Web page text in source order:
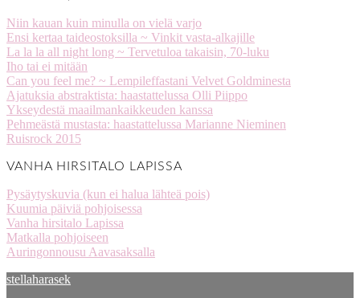
Niin kauan kuin minulla on vielä varjo
Ensi kertaa taideostoksilla ~ Vinkit vasta-alkajille
La la la all night long ~ Tervetuloa takaisin, 70-luku
Iho tai ei mitään
Can you feel me? ~ Lempileffastani Velvet Goldminesta
Ajatuksia abstraktista: haastattelussa Olli Piippo
Ykseydestä maailmankaikkeuden kanssa
Pehmeästä mustasta: haastattelussa Marianne Nieminen
Ruisrock 2015
VANHA HIRSITALO LAPISSA
Pysäytyskuvia (kun ei halua lähteä pois)
Kuumia päiviä pohjoisessa
Vanha hirsitalo Lapissa
Matkalla pohjoiseen
Auringonnousu Aavasaksalla
stellaharasek